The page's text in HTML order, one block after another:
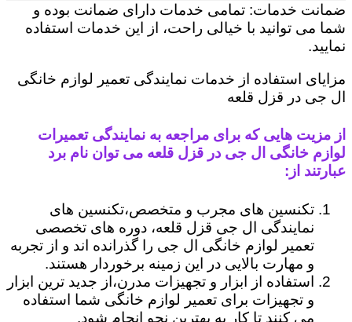
ضمانت خدمات: تمامی خدمات دارای ضمانت بوده و
شما می توانید با خیالی راحت، از این خدمات استفاده
نمایید.
مزایای استفاده از خدمات نمایندگی تعمیر لوازم خانگی
ال جی در قزل قلعه
از مزیت هایی که برای مراجعه به نمایندگی تعمیرات
لوازم خانگی ال جی در قزل قلعه می توان نام برد
عبارتند از:
تکنسین های مجرب و متخصص،تکنسین های
نمایندگی ال جی قزل قلعه، دوره های تخصصی
تعمیر لوازم خانگی ال جی را گذرانده اند و از تجربه
و مهارت بالایی در این زمینه برخوردار هستند.
استفاده از ابزار و تجهیزات مدرن،از جدید ترین ابزار
و تجهیزات برای تعمیر لوازم خانگی شما استفاده
می کنند تا کار به بهترین نحو انجام شود.